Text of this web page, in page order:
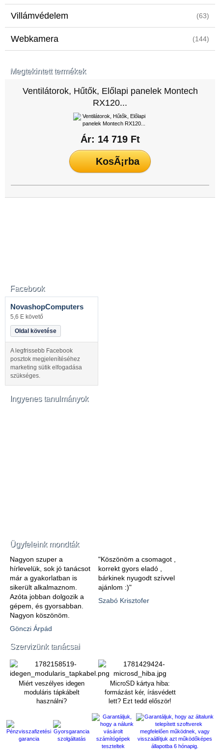
Villámvédelem (63)
Webkamera (144)
Megtekintett termékek
Ventilátorok, Hűtők, Előlapi panelek Montech
RX120...
Ár: 14 719 Ft
Facebook
NovashopComputers
5,6 E követő
Oldal követése
A legfrissebb Facebook
posztok megjelenítéséhez
marketing sütik elfogadása
szükséges.
Ingyenes tanulmányok
Ügyfeleink mondták
Nagyon szuper a
hírlevelük, sok jó tanácsot
már a gyakorlatban is
sikerült alkalmaznom.
Azóta jobban dolgozik a
gépem, és gyorsabban.
Nagyon köszönöm.
Gönczi Árpád
"Köszönöm a csomagot ,
korrekt gyors eladó ,
bárkinek nyugodt szívvel
ajánlom :)"
Szabó Krisztofer
Szervizünk tanácsai
Miért veszélyes idegen
moduláris tápkábelt
használni?
MicroSD kártya hiba:
formázást kér, írásvédett
lett? Ezt tedd először!